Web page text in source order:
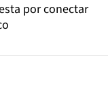
por conectar